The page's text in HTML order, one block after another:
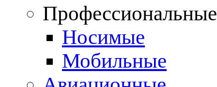
Носимые
Мобильные